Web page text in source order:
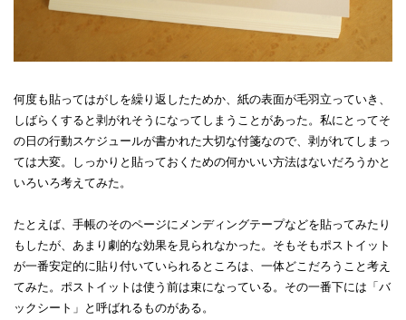
何度も貼ってはがしを繰り返したためか、紙の表面が毛羽立っていき、
しばらくすると剥がれそうになってしまうことがあった。私にとってそ
の日の行動スケジュールが書かれた大切な付箋なので、剥がれてしまっ
ては大変。しっかりと貼っておくための何かいい方法はないだろうかと
いろいろ考えてみた。
たとえば、手帳のそのページにメンディングテープなどを貼ってみたり
もしたが、あまり劇的な効果を見られなかった。そもそもポストイット
が一番安定的に貼り付いていられるところは、一体どこだろうこと考え
てみた。ポストイットは使う前は束になっている。その一番下には「バ
ックシート」と呼ばれるものがある。